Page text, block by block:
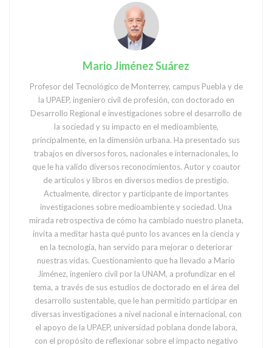
Mario Jiménez Suárez
Profesor del Tecnológico de Monterrey, campus Puebla y de
la UPAEP, ingeniero civil de profesión, con doctorado en
Desarrollo Regional e investigaciones sobre el desarrollo de
la sociedad y su impacto en el medioambiente,
principalmente, en la dimensión urbana. Ha presentado sus
trabajos en diversos foros, nacionales e internacionales, lo
que le ha valido diversos reconocimientos. Autor y coautor
de artículos y libros en diversos medios de prestigio.
Actualmente, director y participante de importantes
investigaciones sobre medioambiente y sociedad. Una
mirada retrospectiva de cómo ha cambiado nuestro planeta,
invita a meditar hasta qué punto los avances en la ciencia y
en la tecnología, han servido para mejorar o deteriorar
nuestras vidas. Cuestionamiento que ha llevado a Mario
Jiménez, ingeniero civil por la UNAM, a profundizar en el
tema, a través de sus estudios de doctorado en el área del
desarrollo sustentable, que le han permitido participar en
diversas investigaciones a nivel nacional e internacional, con
el apoyo de la UPAEP, universidad poblana donde labora,
con el propósito de reflexionar sobre el impacto negativo